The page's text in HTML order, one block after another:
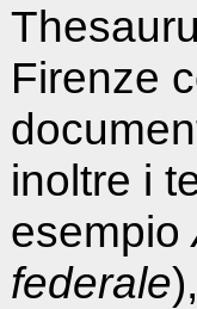
Firenze
inoltre i
esempio
federale